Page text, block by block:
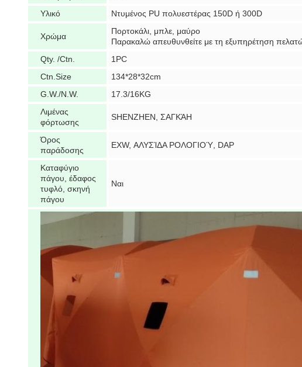
Υλικό
Ντυμένος PU πολυεστέρας 150D ή 300D
Χρώμα
Πορτοκάλι, μπλε, μαύρο
Παρακαλώ απευθυνθείτε με τη εξυπηρέτηση
Qty. /Ctn.
1PC
Ctn.Size
134*28*32cm
G.W./N.W.
17.3/16KG
Λιμένας
φόρτωσης
SHENZHEN, ΣΑΓΚΆΗ
Όρος
παράδοσης
EXW, ΑΛΥΣΊΔΑ ΡΟΛΟΓΙΟΎ, DAP
Καταφύγιο
πάγου, έδαφος
τυφλό, σκηνή
πάγου
Ναι